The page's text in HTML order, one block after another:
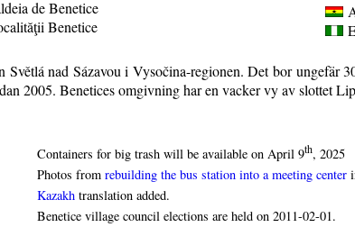
de Benetice
Benetice
Světlá nad Sázavou i Vysočina-regionen. Det bor
2005. Benetices omgivning har en vacker vy av slottet
Containers for big trash will be available on April 9th, 2025
Photos from rebuilding the bus station into a meeting center
Kazakh translation added.
Benetice village council elections are held on 2011-02-01.